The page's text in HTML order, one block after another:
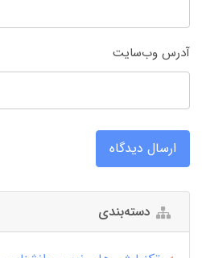
آدرس وب‌سایت
ارسال دیدگاه
دسته‌بندی